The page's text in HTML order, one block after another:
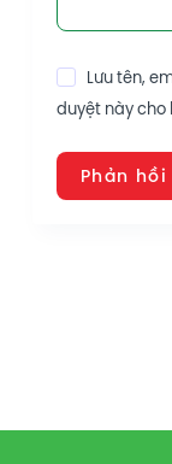
Lưu tên,
duyệt này cho
Phản hồi